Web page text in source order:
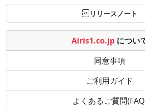
リリースノート
Airis1.co.jp につい
同意事項
ご利用ガイド
よくあるご質問